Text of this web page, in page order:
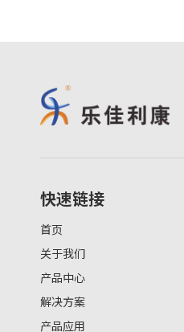
快速链接
首页
关于我们
产品中心
解决方案
产品应用